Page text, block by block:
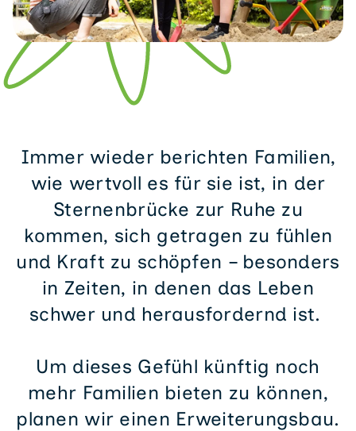
Immer wieder berichten Familien,
wie wertvoll es für sie ist, in der
Sternenbrücke zur Ruhe zu
kommen, sich getragen zu fühlen
und Kraft zu schöpfen – besonders
in Zeiten, in denen das Leben
schwer und herausfordernd ist.
Um dieses Gefühl künftig noch
mehr Familien bieten zu können,
planen wir einen Erweiterungsbau.